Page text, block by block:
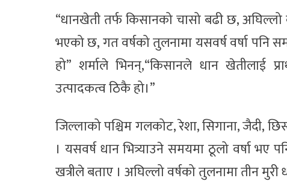
“धानखेती तर्फ किसानको चासो बढी छ,
भएको छ, गत वर्षको तुलनामा यसवर्ष वर्षा पनि
हो” शर्माले भिनन्,“किसानले धान खेतीलाई
उत्पादकत्व ठिकै हो।”
जिल्लाको पश्चिम गलकोट, रेशा, सिगाना, जैदी,
। यसवर्ष धान भित्र्याउने समयमा ठूलो वर्षा
खत्रीले बताए । अघिल्लो वर्षको तुलनामा तीन